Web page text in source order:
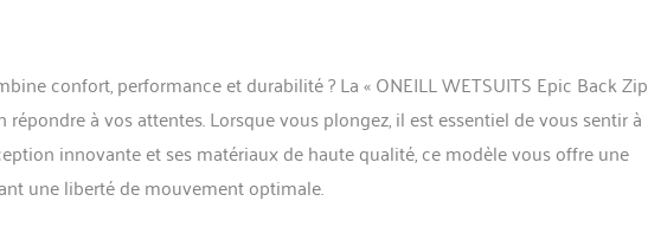
confort, performance et durabilité ? La « ONEILL WETSUITS Epic Back Zip
à vos attentes. Lorsque vous plongez, il est essentiel de vous sentir à
innovante et ses matériaux de haute qualité, ce modèle vous offre une
une liberté de mouvement optimale.